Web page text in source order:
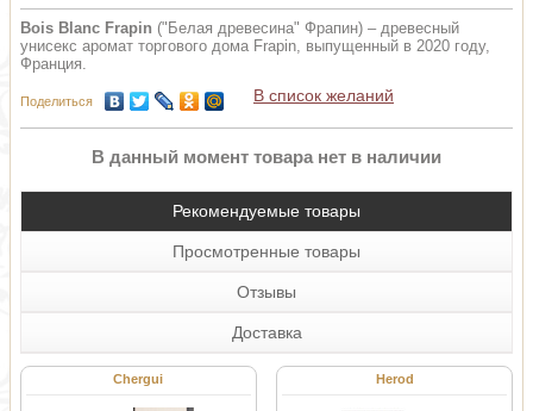
Bois Blanc Frapin ("Белая древесина" Фрапин) – древесный
унисекс аромат торгового дома Frapin, выпущенный в 2020 году,
Франция.
Поделиться В список желаний
В данный момент товара нет в наличии
Рекомендуемые товары
Просмотренные товары
Отзывы
Доставка
Chergui Herod